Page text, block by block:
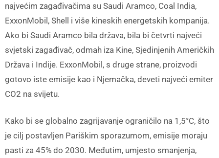
najvećim zagađivačima su Saudi Aramco, Coal India,
ExxonMobil, Shell i više kineskih energetskih kompanija.
Ako bi Saudi Aramco bila država, bila bi četvrti najveći
svjetski zagađivač, odmah iza Kine, Sjedinjenih Američkih
Država i Indije. ExxonMobil, s druge strane, proizvodi
gotovo iste emisije kao i Njemačka, deveti najveći emiter
CO2 na svijetu.
Kako bi se globalno zagrijavanje ograničilo na 1,5°C, što
je cilj postavljen Pariškim sporazumom, emisije moraju
pasti za 45% do 2030. Međutim, umjesto smanjenja,